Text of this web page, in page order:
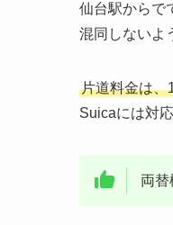
仙台駅からで
混同しないよ
片道料金は、
Suicaには対
両